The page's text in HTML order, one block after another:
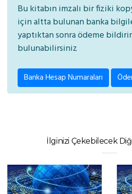
Bu kitabın imzalı bir fiziki
için altta bulunan banka
yaptıktan sonra ödeme
bulunabilirsiniz
Banka Hesap Numaraları
İlginizi Çekebilecek